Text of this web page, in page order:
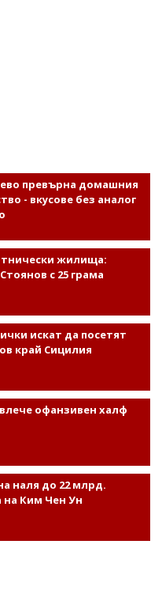
превърна домашния
- вкусове без аналог
жилища:
с 25 грама
искат да посетят
край Сицилия
офанзивен халф
наля до 22 млрд.
Ким Чен Ун